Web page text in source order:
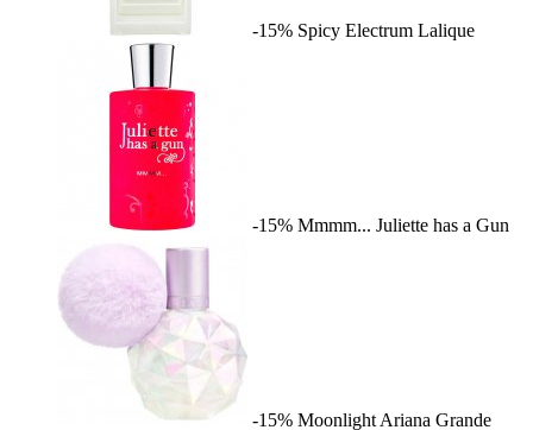
-15% Spicy Electrum Lalique
-15% Mmmm... Juliette has a Gun
-15% Moonlight Ariana Grande